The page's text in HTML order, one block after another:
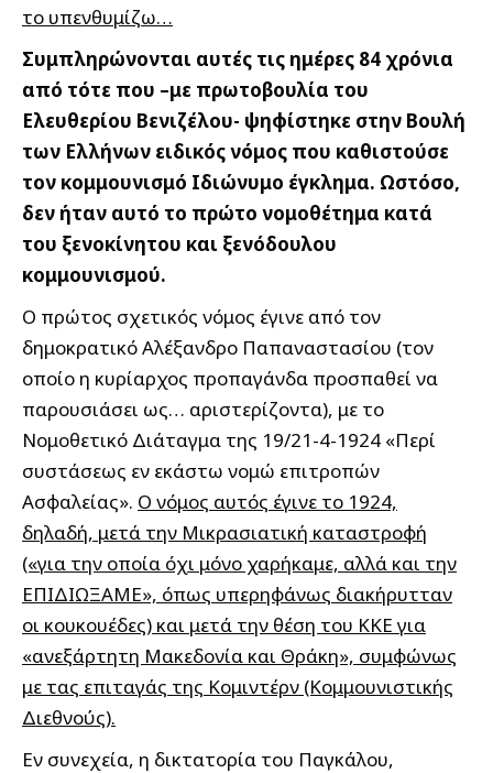
το υπενθυμίζω…
Συμπληρώνονται αυτές τις ημέρες 84 χρόνια
από τότε που –με πρωτοβουλία του
Ελευθερίου Βενιζέλου- ψηφίστηκε στην Βουλή
των Ελλήνων ειδικός νόμος που καθιστούσε
τον κομμουνισμό Ιδιώνυμο έγκλημα. Ωστόσο,
δεν ήταν αυτό το πρώτο νομοθέτημα κατά
του ξενοκίνητου και ξενόδουλου
κομμουνισμού.
Ο πρώτος σχετικός νόμος έγινε από τον
δημοκρατικό Αλέξανδρο Παπαναστασίου (τον
οποίο η κυρίαρχος προπαγάνδα προσπαθεί να
παρουσιάσει ως… αριστερίζοντα), με το
Νομοθετικό Διάταγμα της 19/21-4-1924 «Περί
συστάσεως εν εκάστω νομώ επιτροπών
Ασφαλείας». Ο νόμος αυτός έγινε το 1924,
δηλαδή, μετά την Μικρασιατική καταστροφή
(«για την οποία όχι μόνο χαρήκαμε, αλλά και την
ΕΠΙΔΙΩΞΑΜΕ», όπως υπερηφάνως διακήρυτταν
οι κουκουέδες) και μετά την θέση του ΚΚΕ για
«ανεξάρτητη Μακεδονία και Θράκη», συμφώνως
με τας επιταγάς της Κομιντέρν (Κομμουνιστικής
Διεθνούς).
Εν συνεχεία, η δικτατορία του Παγκάλου,